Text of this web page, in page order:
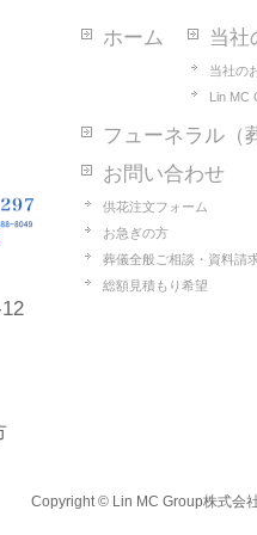
ホーム 当社
当社の
Lin MC
フューネラル（
お問い合わせ
供花注文フォーム
お急ぎの方
葬儀全般ご相談・資料請
総額見積もり希望
Copyright © Lin MC Group株式会